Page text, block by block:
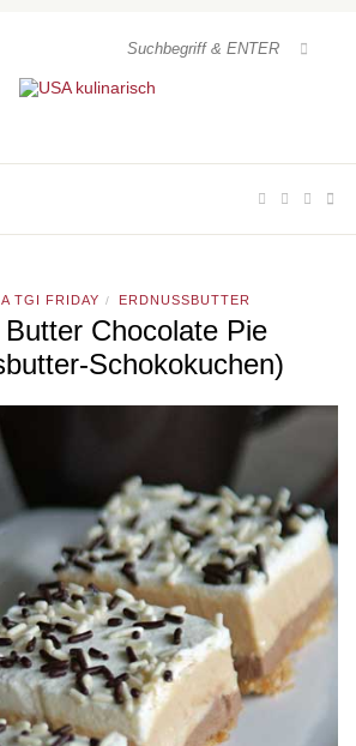
TGI FRIDAY / ERDNUSSBUTTER
Chocolate Pie
Schokokuchen)